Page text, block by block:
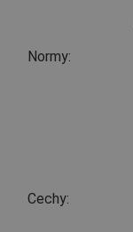
Normy:
Cechy: